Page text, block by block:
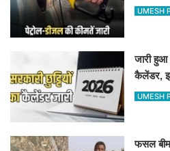
जानिए
UMESH
जारी हुआ
कैलेंडर,
अवकाश,
UMESH
फसल